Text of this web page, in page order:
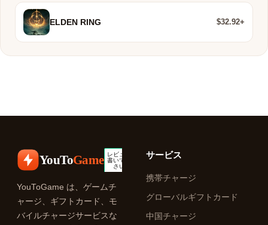
ELDEN RING $32.92+
YouToGame
YouToGame は、ゲームチ
ャージ、ギフトカード、モ
バイルチャージサービスな
サービス
携帯チャージ
グローバルギフトカード
中国チャージ